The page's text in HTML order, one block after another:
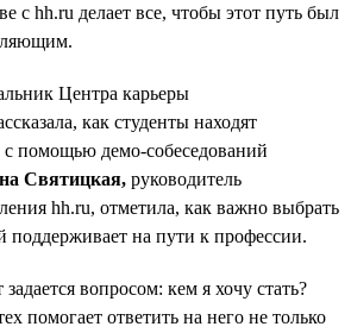
с hh.ru делает все, чтобы этот путь был
Центра карьеры
как студенты находят
с помощью демо-собеседований
Святицкая, руководитель
hh.ru, отметила, как важно выбрать
поддерживает на пути к профессии.
вопросом: кем я хочу стать?
помогает ответить на него не только